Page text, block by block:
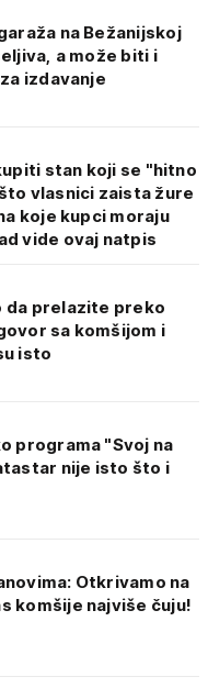
na Bežanijskoj
a može biti i
izdavanje
stan koji se "hitno
vlasnici zaista žure
koje kupci moraju
vide ovaj natpis
da prelazite preko
sa komšijom i
isto
programa "Svoj na
nije isto što i
Otkrivamo na
komšije najviše čuju!